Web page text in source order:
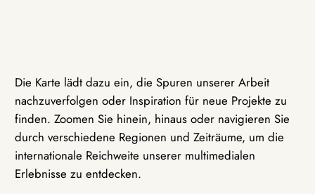
Die Karte lädt dazu ein, die Spuren unserer Arbeit
nachzuverfolgen oder Inspiration für neue Projekte zu
finden. Zoomen Sie hinein, hinaus oder navigieren Sie
durch verschiedene Regionen und Zeiträume, um die
internationale Reichweite unserer multimedialen
Erlebnisse zu entdecken.